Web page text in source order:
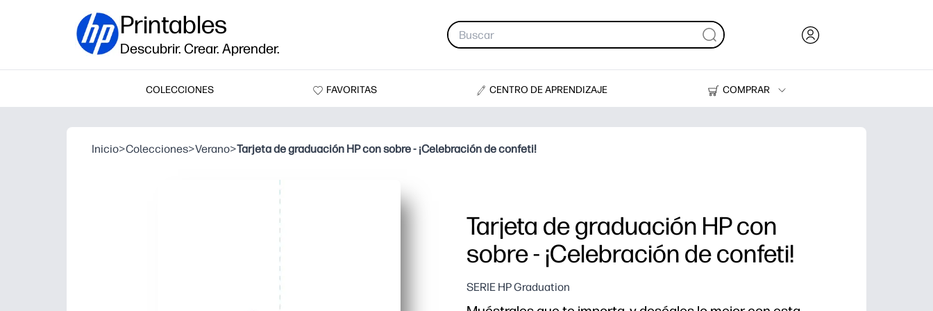
Printables
Descubrir. Crear. Aprender.
COLECCIONES FAVORITAS CENTRO DE APRENDIZAJE
COMPRAR
Impresoras
Inicio>Colecciones>Verano>Tarjeta de graduación HP con sobre - ¡Celebración de confeti!
Tarjeta de graduación HP con
sobre - ¡Celebración de confeti!
SERIE HP Graduation